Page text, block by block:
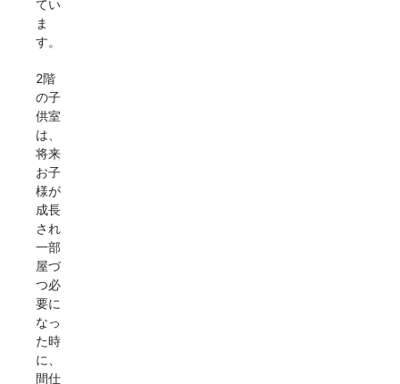
てい
ま
す。
2階
の子
供室
は、
将来
お子
様が
成長
され
一部
屋づ
つ必
要に
なっ
た時
に、
間仕